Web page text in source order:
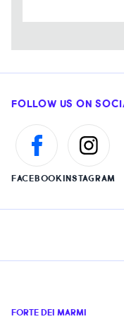
FOLLOW US ON
FACEBOOKINSTAGRAM
FORTE DEI MARMI